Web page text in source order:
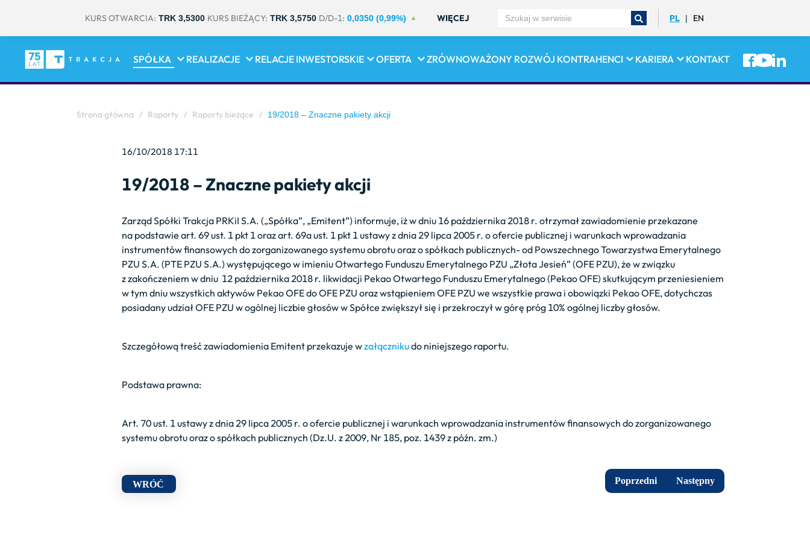
KURS OTWARCIA: TRK 3,5300 KURS BIEŻĄCY: TRK 3,5750 D/D-1: 0,0350 (0,99%) WIĘCEJ PL | EN
SPÓŁKA REALIZACJE RELACJE INWESTORSKIE OFERTA ZRÓWNOWAŻONY ROZWÓJ KONTRAHENCI KARIERA KONTAKT
Strona główna / Raporty / Raporty bieżące / 19/2018 – Znaczne pakiety akcji
16/10/2018 17:11
19/2018 – Znaczne pakiety akcji
Zarząd Spółki Trakcja PRKiI S.A. („Spółka”, „Emitent”) informuje, iż w dniu 16 października 2018 r. otrzymał zawiadomienie przekazane
na podstawie art. 69 ust. 1 pkt 1 oraz art. 69a ust. 1 pkt 1 ustawy z dnia 29 lipca 2005 r. o ofercie publicznej i warunkach wprowadzania
instrumentów finansowych do zorganizowanego systemu obrotu oraz o spółkach publicznych- od Powszechnego Towarzystwa Emerytalnego
PZU S.A. (PTE PZU S.A.) występującego w imieniu Otwartego Funduszu Emerytalnego PZU „Złota Jesień” (OFE PZU), że w związku
z zakończeniem w dniu 12 października 2018 r. likwidacji Pekao Otwartego Funduszu Emerytalnego (Pekao OFE) skutkującym przeniesieniem
w tym dniu wszystkich aktywów Pekao OFE do OFE PZU oraz wstąpieniem OFE PZU we wszystkie prawa i obowiązki Pekao OFE, dotychczas
posiadany udział OFE PZU w ogólnej liczbie głosów w Spółce zwiększył się i przekroczył w górę próg 10% ogólnej liczby głosów.
Szczegółową treść zawiadomienia Emitent przekazuje wzałącznikudo niniejszego raportu.
Podstawa prawna:
Art. 70 ust. 1 ustawy z dnia 29 lipca 2005 r. o ofercie publicznej i warunkach wprowadzania instrumentów finansowych do zorganizowanego
systemu obrotu oraz o spółkach publicznych (Dz.U. z 2009, Nr 185, poz. 1439 z późn. zm.)
WRÓĆ Poprzedni Następny